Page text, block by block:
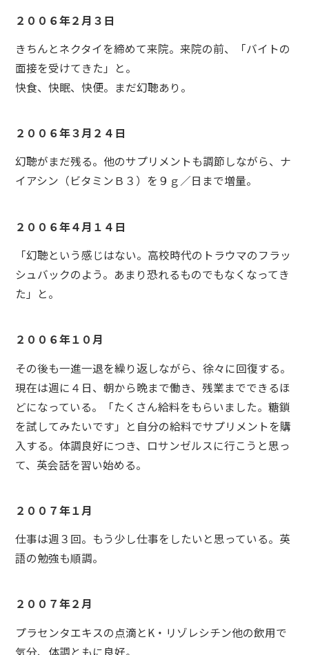
２００６年２月３日
きちんとネクタイを締めて来院。来院の前、「バイトの
面接を受けてきた」と。
快食、快眠、快便。まだ幻聴あり。
２００６年３月２４日
幻聴がまだ残る。他のサプリメントも調節しながら、ナ
イアシン（ビタミンＢ３）を９ｇ／日まで増量。
２００６年４月１４日
「幻聴という感じはない。高校時代のトラウマのフラッ
シュバックのよう。あまり恐れるものでもなくなってき
た」と。
２００６年１０月
その後も一進一退を繰り返しながら、徐々に回復する。
現在は週に４日、朝から晩まで働き、残業までできるほ
どになっている。「たくさん給料をもらいました。糖鎖
を試してみたいです」と自分の給料でサプリメントを購
入する。体調良好につき、ロサンゼルスに行こうと思っ
て、英会話を習い始める。
２００７年１月
仕事は週３回。もう少し仕事をしたいと思っている。英
語の勉強も順調。
２００７年２月
プラセンタエキスの点滴とK・リゾレシチン他の飲用で
気分、体調ともに良好。